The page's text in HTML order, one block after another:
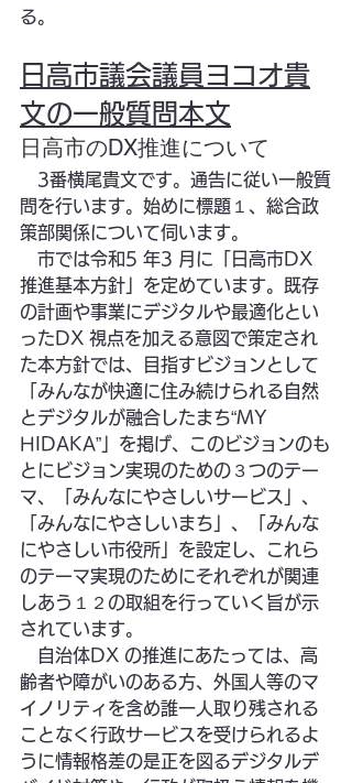
る。
日高市議会議員ヨコオ貴
文の一般質問本文
日高市のDX推進について
3番横尾貴文です。通告に従い一般質
問を行います。始めに標題１、総合政
策部関係について伺います。
市では令和5 年3 月に「日高市DX
推進基本方針」を定めています。既存
の計画や事業にデジタルや最適化とい
ったDX 視点を加える意図で策定され
た本方針では、目指すビジョンとして
「みんなが快適に住み続けられる自然
とデジタルが融合したまち“MY
HIDAKA”」を掲げ、このビジョンのも
とにビジョン実現のための３つのテー
マ、「みんなにやさしいサービス」、
「みんなにやさしいまち」、「みんな
にやさしい市役所」を設定し、これら
のテーマ実現のためにそれぞれが関連
しあう１２の取組を行っていく旨が示
されています。
自治体DX の推進にあたっては、高
齢者や障がいのある方、外国人等のマ
イノリティを含め誰一人取り残される
ことなく行政サービスを受けられるよ
うに情報格差の是正を図るデジタルデ